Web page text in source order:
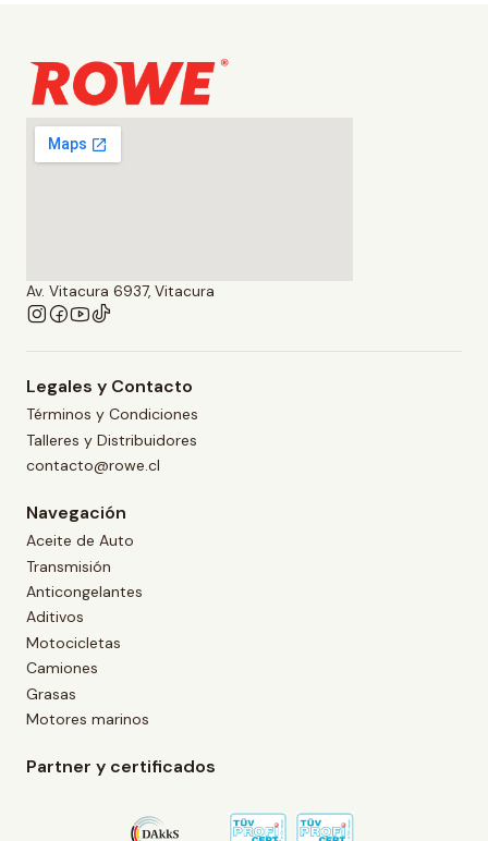
Av. Vitacura 6937, Vitacura
Legales y Contacto
Términos y Condiciones
Talleres y Distribuidores
contacto@rowe.cl
Navegación
Aceite de Auto
Transmisión
Anticongelantes
Aditivos
Motocicletas
Camiones
Grasas
Motores marinos
Partner y certificados